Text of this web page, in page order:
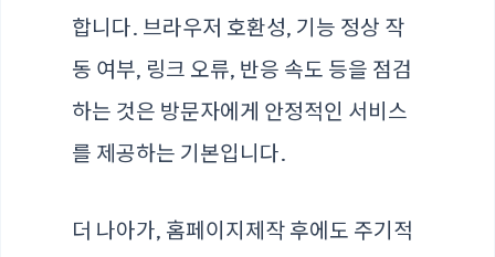
합니다. 브라우저 호환성, 기능 정상 작
동 여부, 링크 오류, 반응 속도 등을 점검
하는 것은 방문자에게 안정적인 서비스
를 제공하는 기본입니다.
더 나아가, 홈페이지제작 후에도 주기적